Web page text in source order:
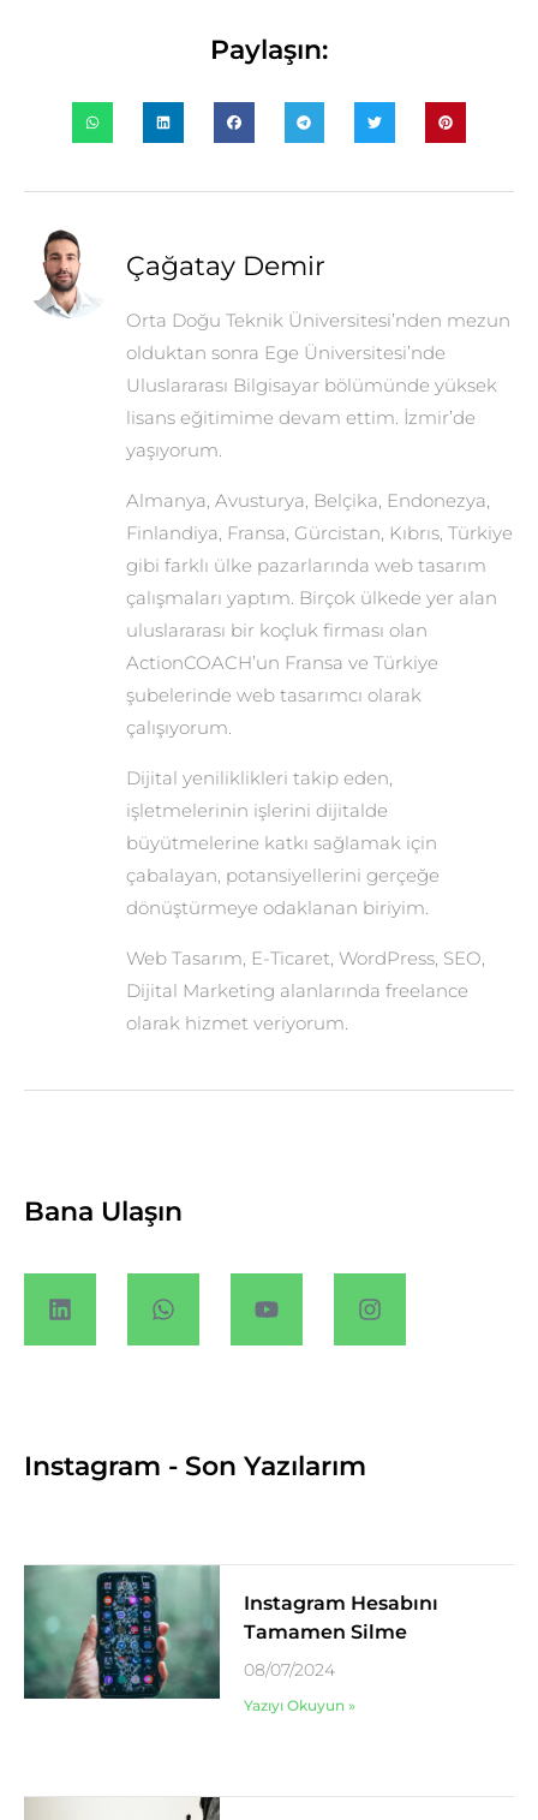
Paylaşın:
Çağatay Demir
Orta Doğu Teknik Üniversitesi’nden mezun
olduktan sonra Ege Üniversitesi’nde
Uluslararası Bilgisayar bölümünde yüksek
lisans eğitimime devam ettim. İzmir’de
yaşıyorum.
Almanya, Avusturya, Belçika, Endonezya,
Finlandiya, Fransa, Gürcistan, Kıbrıs, Türkiye
gibi farklı ülke pazarlarında web tasarım
çalışmaları yaptım. Birçok ülkede yer alan
uluslararası bir koçluk firması olan
ActionCOACH’un Fransa ve Türkiye
şubelerinde web tasarımcı olarak
çalışıyorum.
Dijital yeniliklikleri takip eden,
işletmelerinin işlerini dijitalde
büyütmelerine katkı sağlamak için
çabalayan, potansiyellerini gerçeğe
dönüştürmeye odaklanan biriyim.
Web Tasarım, E-Ticaret, WordPress, SEO,
Dijital Marketing alanlarında freelance
olarak hizmet veriyorum.
Bana Ulaşın
Instagram - Son Yazılarım
Instagram Hesabını
Tamamen Silme
08/07/2024
Yazıyı Okuyun »